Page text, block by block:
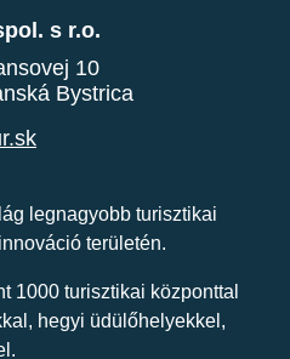
s r.o.
10
Bystrica
legnagyobb turisztikai
területén.
1000 turisztikai központtal
hegyi üdülőhelyekkel,